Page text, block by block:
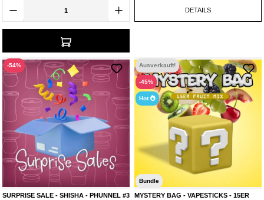
DETAILS
-54%
SURPRISE SALE - SHISHA - PHUNNEL #3
Ausverkauft!
-45%
Hot
Bundle
MYSTERY BAG - VAPESTICKS - 15ER